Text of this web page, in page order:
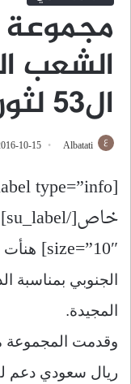
مجموعة
الشعب
ال53 لثورة 14 اكتوبر
Albatati
10-15
size=”10″]
هنأت
المجيدة.